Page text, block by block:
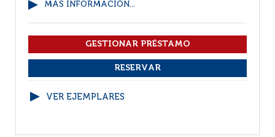
MÁS INFORMACIÓN...
VER EJEMPLARES